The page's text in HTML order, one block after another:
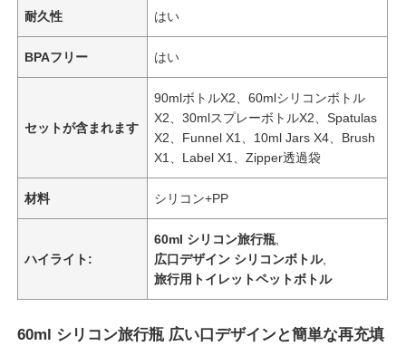
耐久性 はい
BPAフリー はい
セットが含まれます
90mlボトルX2、60mlシリコンボトル
X2、30mlスプレーボトルX2、Spatulas
X2、Funnel X1、10ml Jars X4、Brush
X1、Label X1、Zipper透過袋
材料 シリコン+PP
ハイライト:
60ml シリコン旅行瓶
広口デザイン シリコンボトル,
旅行用トイレットペットボトル
60ml シリコン旅行瓶 広い口デザインと簡単な再充填